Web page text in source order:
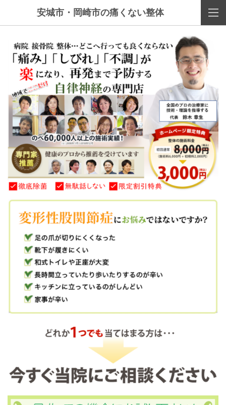
安城市・岡崎市の痛くない整体